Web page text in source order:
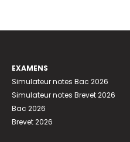
EXAMENS
Simulateur notes Bac 2026
Simulateur notes Brevet 2026
Bac 2026
Brevet 2026